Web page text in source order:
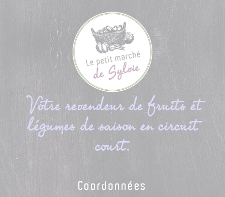
Votre revendeur de fruits et
légumes de saison en circuit
court.
Coordonnées